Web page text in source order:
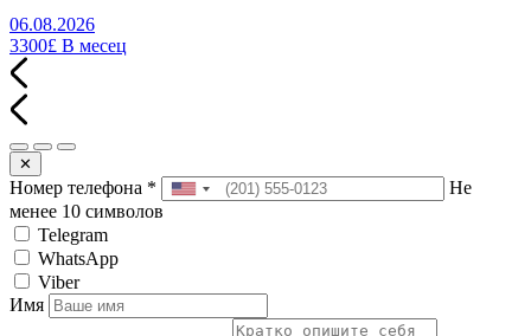
06.08.2026
3300£ В месец
✕
Номер телефона *
Не
менее 10 символов
Telegram
WhatsApp
Viber
Имя